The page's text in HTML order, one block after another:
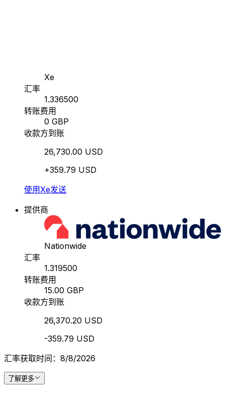
Xe
汇率
1.336500
转账费用
0 GBP
收款方到账
26,730.00 USD
+359.79 USD
使用Xe发送
提供商
Nationwide
汇率
1.319500
转账费用
15.00 GBP
收款方到账
26,370.20 USD
-359.79 USD
汇率获取时间：8/8/2026
了解更多